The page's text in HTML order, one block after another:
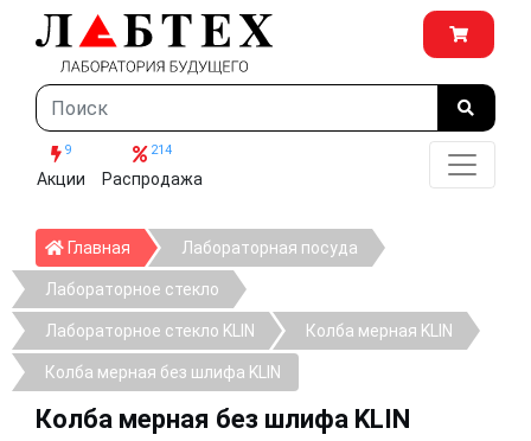
9
Акции
214
Распродажа
Главная ГлавнаяЛабораторная посуда
Лабораторное стекло
Лабораторное стекло KLIN Колба мерная KLIN
Колба мерная без шлифа KLIN
Колба мерная без шлифа KLIN